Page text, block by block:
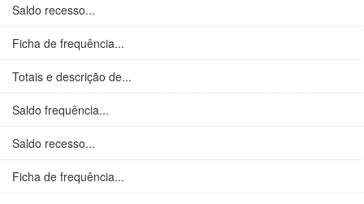
Saldo recesso...
Ficha de frequência...
Totais e descrição de...
Saldo frequência...
Saldo recesso...
Ficha de frequência...